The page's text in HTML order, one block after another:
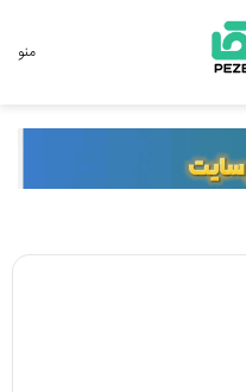
منو